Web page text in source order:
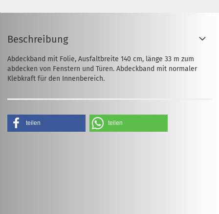
Beschreibung
Abdeckband mit Folie, Ausfaltbreite 140 cm, länge 33 m zum
abdecken von Fenstern und Türen. Abdeckband mit normaler
Klebkraft für den Innenbereich.
teilen teilen